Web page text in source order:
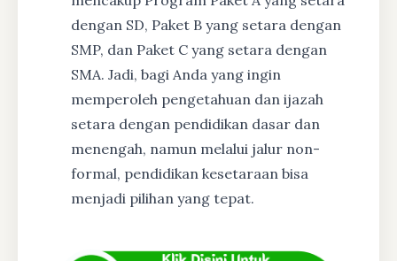
dengan SD, Paket B yang setara dengan
SMP, dan Paket C yang setara dengan
SMA. Jadi, bagi Anda yang ingin
memperoleh pengetahuan dan ijazah
setara dengan pendidikan dasar dan
menengah, namun melalui jalur non-
formal, pendidikan kesetaraan bisa
menjadi pilihan yang tepat.